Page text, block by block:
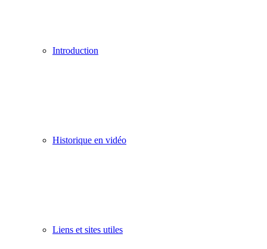
Introduction
Historique en vidéo
Liens et sites utiles